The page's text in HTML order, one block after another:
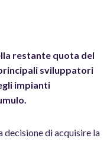
restante quota del
sviluppatori
impianti
decisione di acquisire la